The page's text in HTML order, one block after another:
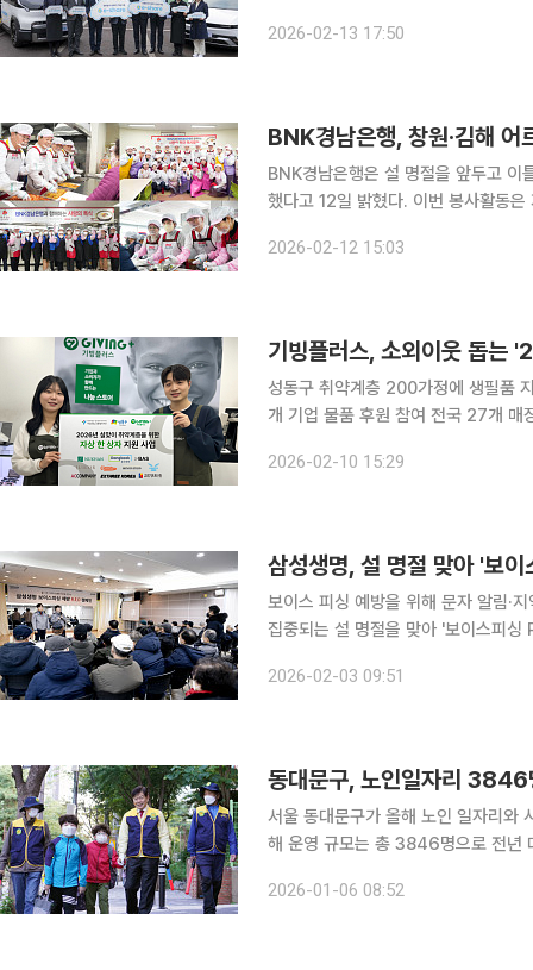
다. 이셰어는 지역사회 내 전기차 저
2026-02-13 17:50
BNK경남은행, 창원·김해
BNK경남은행은 설 명절을 앞두고 이
했다고 12일 밝혔다. 이번 봉사활동은 지역 어르신과 장애인에게 따뜻한 온정을 전하고 지역사회와
상남도여성단체협의회 차경애 명예
2026-02-12 15:03
기빙플러스, 소외이웃 돕는
성동구 취약계층 200가정에 생필품
개 기업 물품 후원 참여 전국 27개 매장서
성동구 지역 내 취약계층의 생활 안정
2026-02-10 15:29
삼성생명, 설 명절 맞아 '보
보이스 피싱 예방을 위해 문자 알림·지역사회 교육·고
집중되는 설 명절을 맞아 '보이스피싱 R.E.D 캠페인'을 2월 한달간
2026-02-03 09:51
동대문구, 노인일자리
서울 동대문구가 올해 노인 일자리와
해 운영 규모는 총 3846명으로 전년
접을 진행했다. 사업은 동대문시니어
2026-01-06 08:52